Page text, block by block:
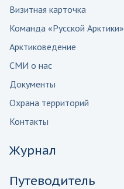
Визитная карточка
Команда «Русской Арктики»
Арктиковедение
СМИ о нас
Документы
Охрана территорий
Контакты
Журнал
Путеводитель